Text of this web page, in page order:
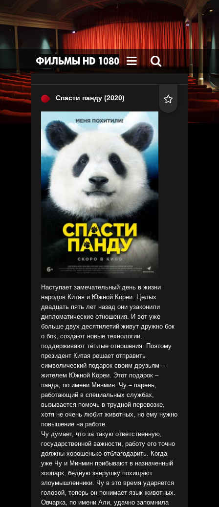
 
Спасти панду (2020) 
Наступает замечательный день в жизни
народов Китая и Южной Кореи. Целых
двадцать пять лет назад они узаконили
дипломатические отношения. И вот уже
больше двух десятилетий живут дружно бок
о бок, создают новые технологии,
поддерживают тёплые отношения. Поэтому
президент Китая решает отправить
символический подарок своим друзьям –
жителем Южной Кореи. Этот подарок –
панда, по имени Минмин. Чу – парень,
работающий в специальных службах,
вызывается помочь в трудной перевозке,
хотя не очень любит животных, но ему нужно
повышение на работе.
Чу думает, что за такую ответственную,
государственной важности, работу его точно
должны хорошенько отблагодарить. Когда
уже Чу и Минмин прибывают в назначенный
зоопарк, бедную зверушку похищают
злоумышленники. Чу в это время ударяется
головой, теперь он понимает язык животных.
Овчарка, по имени Али, удачно запомнила